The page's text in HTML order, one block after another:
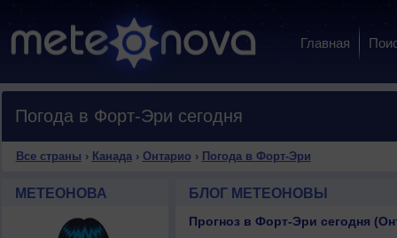
Главная
Погода в Форт-Эри сегодня
Все страны › Канада› Онтарио › Погода в Форт-Эри
МЕТЕОНОВА БЛОГ МЕТЕОНОВЫ
Прогноз в Форт-Эри сегодня